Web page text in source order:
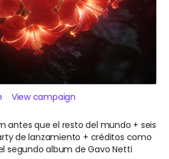
View campaign
antes que el resto del mundo + seis
de lanzamiento + créditos como
segundo album de Gavo Netti